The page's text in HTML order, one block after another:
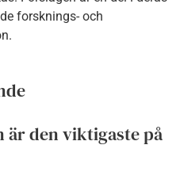
forsknings- och
den viktigaste på